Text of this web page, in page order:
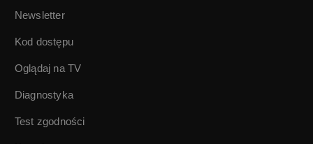
Głosy z
Newsletter
Kod dostępu
Oglądaj na TV
Diagnostyka
Test zgodności